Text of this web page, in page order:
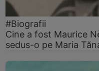
#Biografii
Cine a fost Maurice
sedus-o pe Maria